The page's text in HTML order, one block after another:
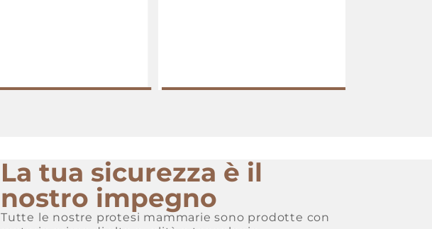
La tua sicurezza è il
nostro impegno
Tutte le nostre protesi mammarie sono prodotte con